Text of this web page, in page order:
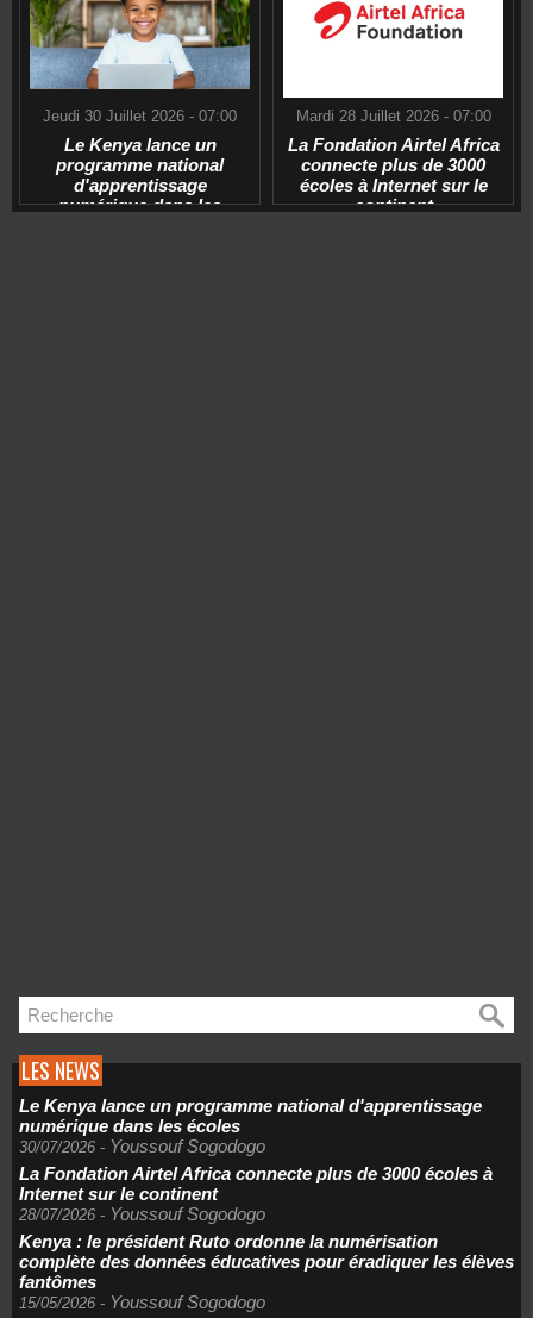
Jeudi 30 Juillet 2026 - 07:00
Le Kenya lance un
programme national
d'apprentissage
numérique dans les
Mardi 28 Juillet 2026 - 07:00
La Fondation Airtel Africa
connecte plus de 3000
écoles à Internet sur le
continent
LES NEWS
Le Kenya lance un programme national d'apprentissage
numérique dans les écoles
30/07/2026 - Youssouf Sogodogo
La Fondation Airtel Africa connecte plus de 3000 écoles à
Internet sur le continent
28/07/2026 - Youssouf Sogodogo
Kenya : le président Ruto ordonne la numérisation
complète des données éducatives pour éradiquer les élèves
fantômes
15/05/2026 - Youssouf Sogodogo